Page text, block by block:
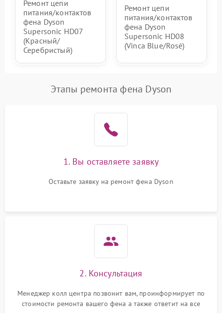
Ремонт цепи
питания/контактов
фена Dyson
Supersonic HD07
(Красный/
Серебристый)
Ремонт цепи
питания/контактов
фена Dyson
Supersonic HD08
(Vinca Blue/Rosé)
Этапы ремонта фена Dyson
1. Вы оставляете заявку
Оставьте заявку на ремонт фена Dyson
2. Консультация
Менеджер колл центра позвонит вам, проинформирует по
стоимости ремонта вашего фена а также ответит на все